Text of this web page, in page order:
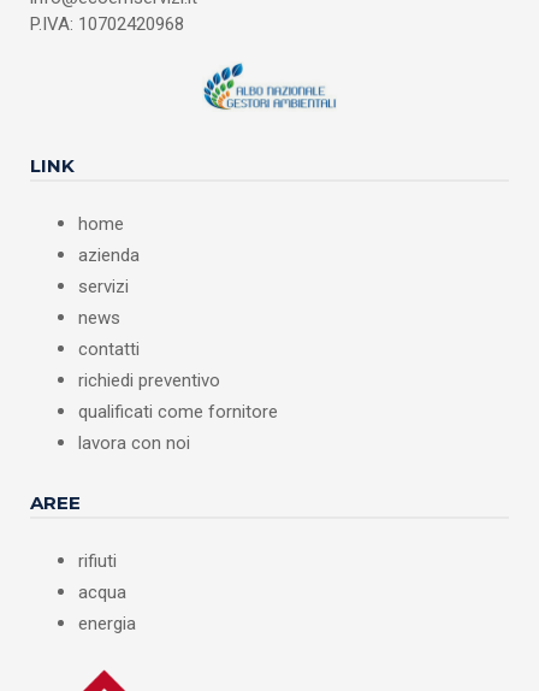
P.IVA: 10702420968
LINK
home
azienda
servizi
news
contatti
richiedi preventivo
qualificati come fornitore
lavora con noi
AREE
rifiuti
acqua
energia